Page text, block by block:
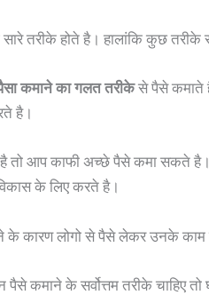
तरीके होते है। हालांकि कुछ
कमाने का गलत तरीकेसे पैसे कमाते
है।
तो आप काफी अच्छे पैसे कमा सकते
के लिए करते है।
के कारण लोगो से पैसे लेकर उनके
कमाने के सर्वोत्तम तरीके चाहिए